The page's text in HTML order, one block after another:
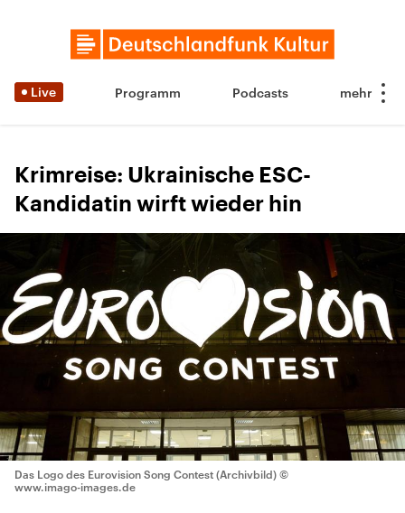
Live Programm Podcasts
Krimreise: Ukrainische ESC-
Kandidatin wirft wieder hin
Das Logo des Eurovision Song Contest (Archivbild) ©
www.imago-images.de